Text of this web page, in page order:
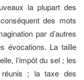
la plupart des
des mots
par d’autres
évocations. La taille
l’impôt du sel ; les
réunis ; la taxe des